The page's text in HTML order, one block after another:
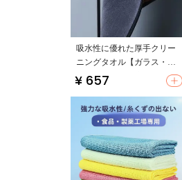
吸水性に優れた厚手クリー
ニングタオル【ガラス・家
具・キッチン・床掃除用】
¥ 657